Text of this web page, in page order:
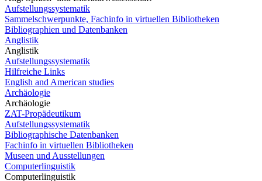
Aufstellungssystematik
Sammelschwerpunkte, Fachinfo in virtuellen Bibliotheken
Bibliographien und Datenbanken
Anglistik
Anglistik
Aufstellungssystematik
Hilfreiche Links
English and American studies
Archäologie
Archäologie
ZAT-Propädeutikum
Aufstellungssystematik
Bibliographische Datenbanken
Fachinfo in virtuellen Bibliotheken
Museen und Ausstellungen
Computerlinguistik
Computerlinguistik